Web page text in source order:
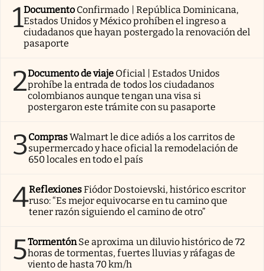
1Documento Confirmado | República Dominicana,
Estados Unidos y México prohíben el ingreso a
ciudadanos que hayan postergado la renovación del
pasaporte
2Documento de viaje Oficial | Estados Unidos
prohíbe la entrada de todos los ciudadanos
colombianos aunque tengan una visa si
postergaron este trámite con su pasaporte
3ComprasWalmart le dice adiós a los carritos de
supermercado y hace oficial la remodelación de
650 locales en todo el país
4ReflexionesFiódor Dostoievski, histórico escritor
ruso: “Es mejor equivocarse en tu camino que
tener razón siguiendo el camino de otro”
5TormentónSe aproxima un diluvio histórico de 72
horas de tormentas, fuertes lluvias y ráfagas de
viento de hasta 70 km/h